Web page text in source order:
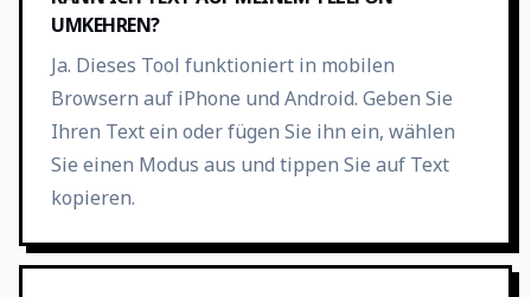
UMKEHREN?
Ja. Dieses Tool funktioniert in mobilen
Browsern auf iPhone und Android. Geben Sie
Ihren Text ein oder fügen Sie ihn ein, wählen
Sie einen Modus aus und tippen Sie auf Text
kopieren.